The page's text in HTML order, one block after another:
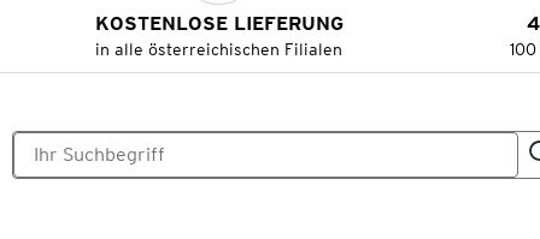
KOSTENLOSE LIEFERUNG
in alle österreichischen Filialen